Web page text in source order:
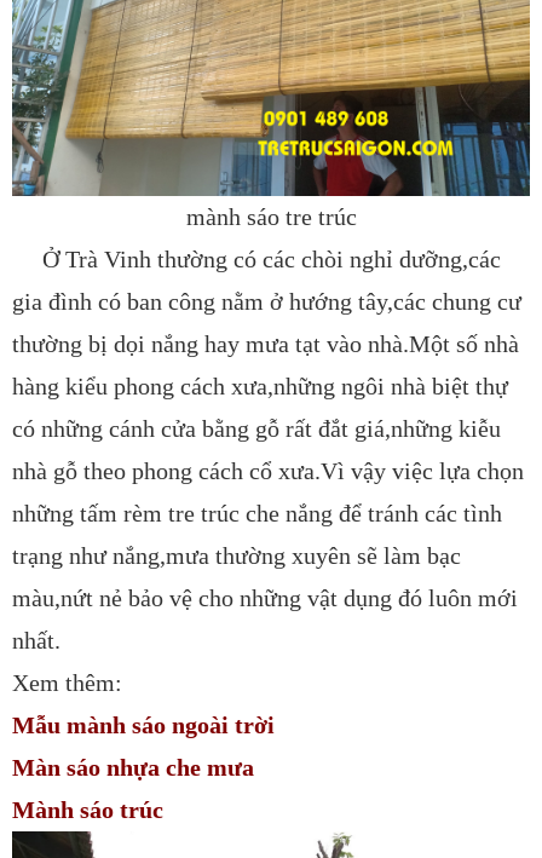
mành sáo tre trúc
Ở Trà Vinh thường có các chòi nghỉ dưỡng,các
gia đình có ban công nằm ở hướng tây,các chung cư
thường bị dọi nắng hay mưa tạt vào nhà.Một số nhà
hàng kiểu phong cách xưa,những ngôi nhà biệt thự
có những cánh cửa bằng gỗ rất đắt giá,những kiễu
nhà gỗ theo phong cách cổ xưa.Vì vậy việc lựa chọn
những tấm rèm tre trúc che nắng để tránh các tình
trạng như nắng,mưa thường xuyên sẽ làm bạc
màu,nứt nẻ bảo vệ cho những vật dụng đó luôn mới
nhất.
Xem thêm:
Mẫu mành sáo ngoài trời
Màn sáo nhựa che mưa
Mành sáo trúc